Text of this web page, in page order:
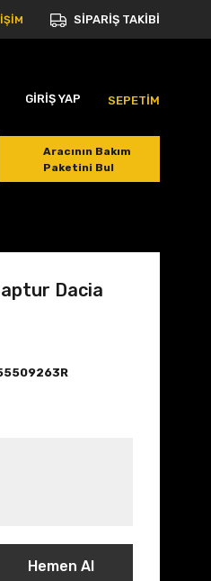
SİPARİŞ TAKİBİ
GİRİŞ YAP SEPETİM
Aracının Bakım
Paketini Bul
Dacia
Hemen Al